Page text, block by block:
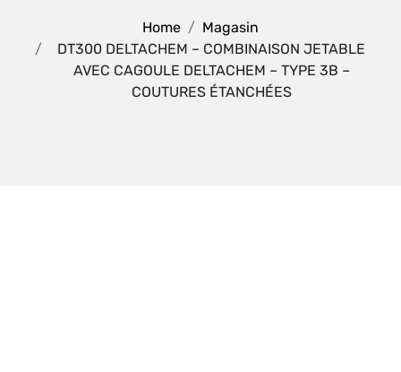
Home
Magasin
DT300 DELTACHEM – COMBINAISON JETABLE
AVEC CAGOULE DELTACHEM – TYPE 3B –
COUTURES ÉTANCHÉES